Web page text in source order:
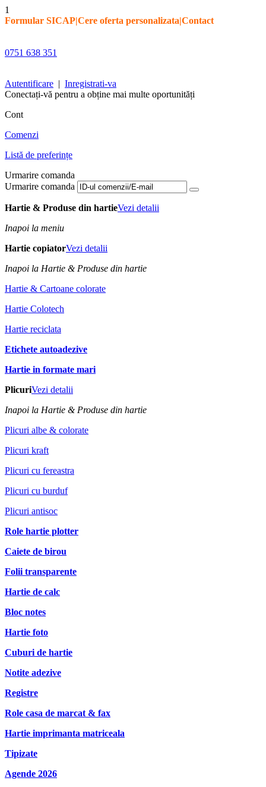
1
Formular SICAP|Cere oferta personalizata|Contact
0751 638 351
Autentificare | Inregistrati-va
Conectați-vă pentru a obține mai multe oportunități
Cont
Comenzi
Listă de preferințe
Urmarire comanda
Urmarire comanda
Hartie & Produse din hartieVezi detalii
Inapoi la meniu
Hartie copiatorVezi detalii
Inapoi la Hartie & Produse din hartie
Hartie & Cartoane colorate
Hartie Colotech
Hartie reciclata
Etichete autoadezive
Hartie in formate mari
PlicuriVezi detalii
Inapoi la Hartie & Produse din hartie
Plicuri albe & colorate
Plicuri kraft
Plicuri cu fereastra
Plicuri cu burduf
Plicuri antisoc
Role hartie plotter
Caiete de birou
Folii transparente
Hartie de calc
Bloc notes
Hartie foto
Cuburi de hartie
Notite adezive
Registre
Role casa de marcat & fax
Hartie imprimanta matriceala
Tipizate
Agende 2026